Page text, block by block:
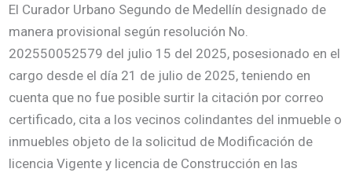
El Curador Urbano Segundo de Medellín designado de
manera provisional según resolución No.
202550052579 del julio 15 del 2025, posesionado en el
cargo desde el día 21 de julio de 2025, teniendo en
cuenta que no fue posible surtir la citación por correo
certificado, cita a los vecinos colindantes del inmueble o
inmuebles objeto de la solicitud de Modificación de
licencia Vigente y licencia de Construcción en las